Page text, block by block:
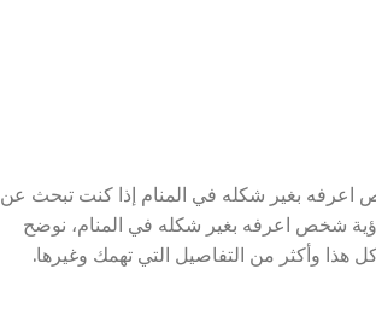
بغير شكله في المنام إذا كنت تبحث عن
شخص اعرفه بغير شكله في المنام، نوضح
هذا وأكثر من التفاصيل التي تهمك وغيرها.